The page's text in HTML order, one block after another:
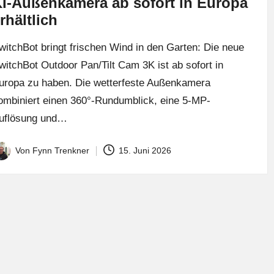
bringt frischen Wind in den Garten: Die neue
Outdoor Pan/Tilt Cam 3K ist ab sofort in
zu haben. Die wetterfeste Außenkamera
einen 360°-Rundumblick, eine 5-MP-
und…
Von Fynn Trenkner 15. Juni 2026